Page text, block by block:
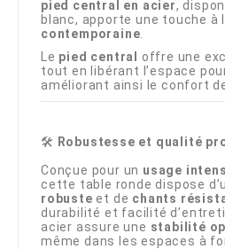
pied central en acier,
blanc, apporte une touche à
contemporaine
Le pied central
offre une
tout en libérant l’espace
améliorant ainsi le confort
🛠️ Robustesse et qualité
Conçue pour un usage
cette table ronde dispose
robuste et de chants
durabilité et facilité
acier assure une stabilité
même dans les espaces à